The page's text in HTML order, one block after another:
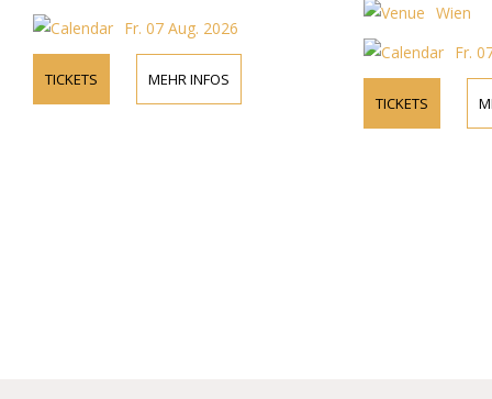
Fr. 07 Aug. 2026
TICKETS MEHR INFOS
Wien
Fr.
TICKETS